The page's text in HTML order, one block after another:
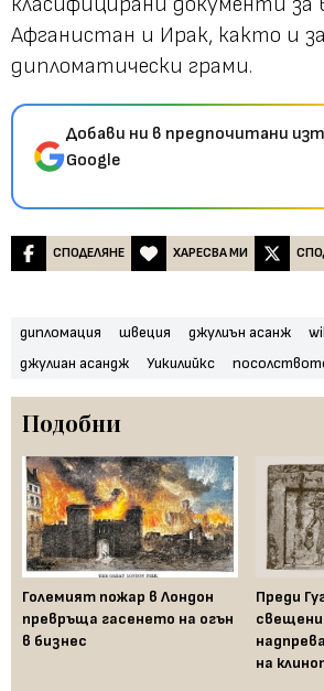
Афганистан и Ирак, както и
дипломатически грами.
Добави ни в предпочитани
Google
СПОДЕЛЯНЕ ХАРЕСВА МИ
дипломация швеция джулиън асанж
джулиан асандж
Уикилийкс
Подобни
Големият пожар в Лондон
превръща гасенето на огън
в бизнес
Преди
на